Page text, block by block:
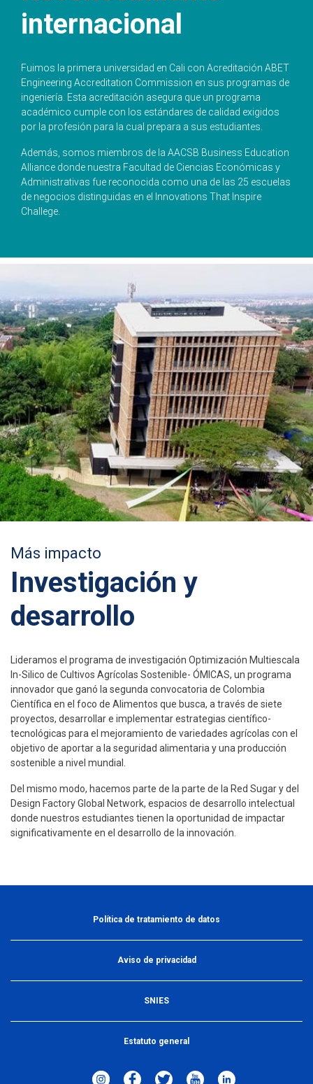
internacional
Fuimos la primera universidad en Cali con Acreditación ABET
Engineering Accreditation Commission en sus programas de
ingeniería. Esta acreditación asegura que un programa
académico cumple con los estándares de calidad exigidos
por la profesión para la cual prepara a sus estudiantes.
Además, somos miembros de la AACSB Business Education
Alliance donde nuestra Facultad de Ciencias Económicas y
Administrativas fue reconocida como una de las 25 escuelas
de negocios distinguidas en el Innovations That Inspire
Challege.
Más impacto
Investigación y
desarrollo
Lideramos el programa de investigación Optimización Multiescala
In-Silico de Cultivos Agrícolas Sostenible- ÓMICAS, un programa
innovador que ganó la segunda convocatoria de Colombia
Científica en el foco de Alimentos que busca, a través de siete
proyectos, desarrollar e implementar estrategias científico-
tecnológicas para el mejoramiento de variedades agrícolas con el
objetivo de aportar a la seguridad alimentaria y una producción
sostenible a nivel mundial.
Del mismo modo, hacemos parte de la parte de la Red Sugar y del
Design Factory Global Network, espacios de desarrollo intelectual
donde nuestros estudiantes tienen la oportunidad de impactar
significativamente en el desarrollo de la innovación.
Política de tratamiento de datos
Aviso de privacidad
SNIES
Estatuto general